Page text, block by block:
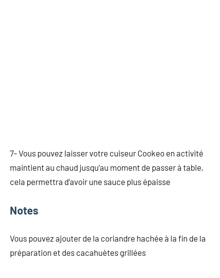
7- Vous pouvez laisser votre cuiseur Cookeo en activité
maintient au chaud jusqu’au moment de passer à table,
cela permettra d’avoir une sauce plus épaisse
Notes
Vous pouvez ajouter de la coriandre hachée à la fin de la
préparation et des cacahuètes grillées